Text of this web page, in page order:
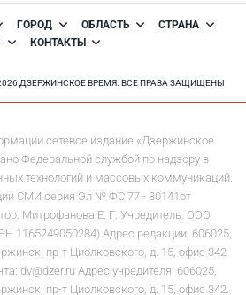
ГОРОД ОБЛАСТЬ
СТРАНА
КОНТАКТЫ
2026 ДЗЕРЖИНСКОЕ ВРЕМЯ. ВСЕ ПРАВА ЗАЩИЩЕНЫ
сетевое издание «Дзержинское
Федеральной службой по надзору в
технологий и массовых коммуникаций.
СМИ серия Эл № ФС 77 - 80141от
Митрофанова Е. Г. Учредитель: ООО
1165249050284) Адрес редакции: 606025,
пр-т Циолковского, д. 15, офис 342
dv@dzer.ru Адрес учредителя: 606025,
пр-т Циолковского, д. 15, офис 342.